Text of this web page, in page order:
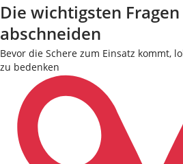
Die wichtigsten
abschneiden
Bevor die Schere zum Einsatz kommt,
zu bedenken